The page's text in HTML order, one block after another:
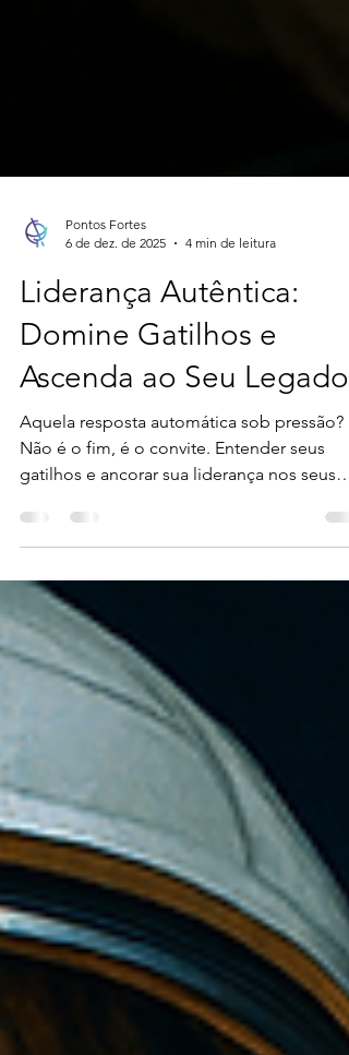
Pontos Fortes
6 de dez. de 2025
4 min de leitura
Liderança Autêntica:
Domine Gatilhos e
Ascenda ao Seu Legado
Não é o fim, é o convite. Entender seus
gatilhos e ancorar sua liderança nos seus
valores e talentos mais profundos. É nessa
pausa que sua autenticidade floresce e
escolhe seu legado. O que te faz parar e
respirar antes de agir?